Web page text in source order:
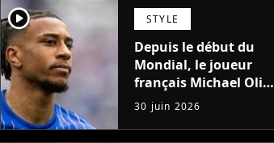
player2 STYLE
Depuis le début du
Mondial, le joueur
français Michael Olise
a un rituel sur le
terrain : l'avez-vous
repéré ?
30 juin 2026